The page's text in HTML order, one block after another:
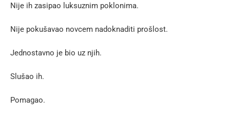
Nije ih zasipao luksuznim poklonima.
Nije pokušavao novcem nadoknaditi prošlost.
Jednostavno je bio uz njih.
Slušao ih.
Pomagao.